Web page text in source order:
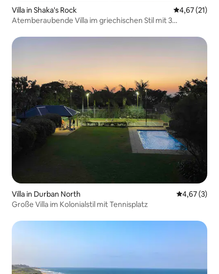
Villa in Shaka's Rock
4,67 (21)
Atemberaubende Villa im griechischen Stil mit 3
Villa in Durban North
4,67 (3)
Große Villa im Kolonialstil mit Tennisplatz